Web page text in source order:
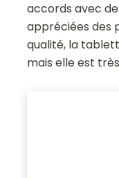
accords avec
appréciées des
qualité, la
mais elle est